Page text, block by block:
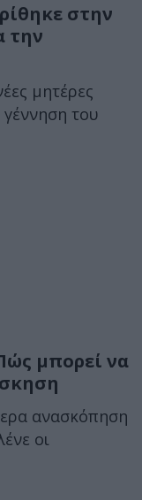
στην
την
μητέρες
του
μπορεί να
ανασκόπηση
οι